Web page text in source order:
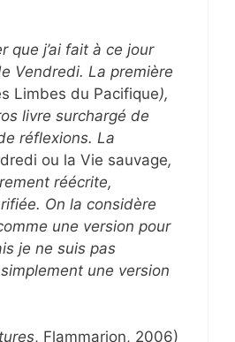
que j’ai fait à ce jour
Vendredi. La première
Limbes du Pacifique),
livre surchargé de
réflexions. La
ou la Vie sauvage,
réécrite,
On la considère
une version pour
je ne suis pas
simplement une version
, Flammarion, 2006)